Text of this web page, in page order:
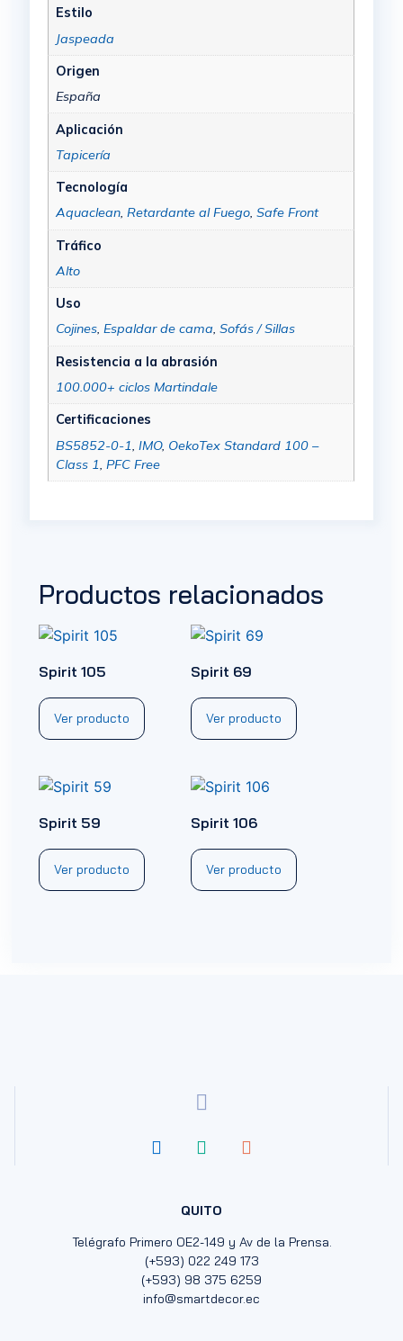
Estilo
Jaspeada
Origen
España
Aplicación
Tapicería
Tecnología
Aquaclean, Retardante al Fuego, Safe Front
Tráfico
Alto
Uso
Cojines, Espaldar de cama, Sofás / Sillas
Resistencia a la abrasión
100.000+ ciclos Martindale
Certificaciones
BS5852-0-1, IMO, OekoTex Standard 100 –
Class 1, PFC Free
Productos relacionados
Spirit 105
Ver producto
Spirit 69
Ver producto
Spirit 59
Ver producto
Spirit 106
Ver producto
QUITO
Telégrafo Primero OE2-149 y Av de la Prensa.
(+593) 022 249 173
(+593) 98 375 6259
info@smartdecor.ec